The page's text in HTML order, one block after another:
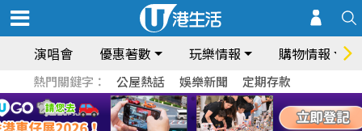
演唱會 優惠著數 玩樂情報 購物情報
熱門關鍵字： 公屋熱話 娛樂新聞 定期存款